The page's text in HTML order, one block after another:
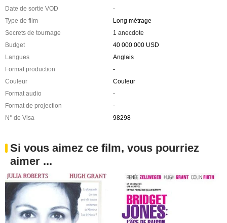
Date de sortie VOD
-
Type de film
Long métrage
Secrets de tournage
1 anecdote
Budget
40 000 000 USD
Langues
Anglais
Format production
-
Couleur
Couleur
Format audio
-
Format de projection
-
N° de Visa
98298
Si vous aimez ce film, vous pourriez
aimer ...